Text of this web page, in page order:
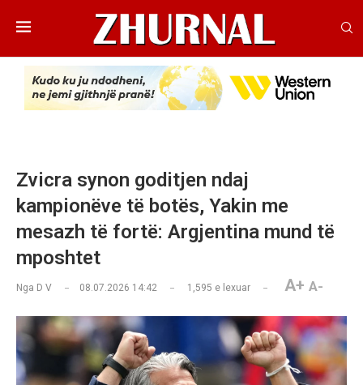
Zvicra synon goditjen ndaj
kampionëve të botës, Yakin me
mesazh të fortë: Argjentina mund të
mposhtet
Nga D V 08.07.2026 14:42 1,595 e lexuar A+ A-